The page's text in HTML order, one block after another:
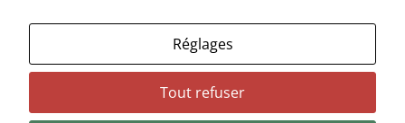
juillet 2021
avril 2021
novembre 2020
Réglages
Tout refuser